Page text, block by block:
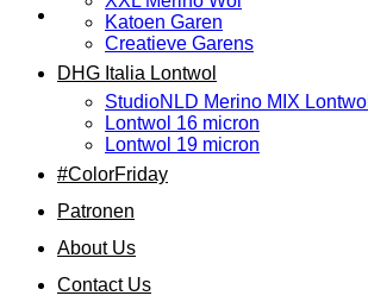
Katoen Garen
Creatieve Garens
DHG Italia Lontwol
StudioNLD Merino MIX Lontwol
Lontwol 16 micron
Lontwol 19 micron
#ColorFriday
Patronen
About Us
Contact Us